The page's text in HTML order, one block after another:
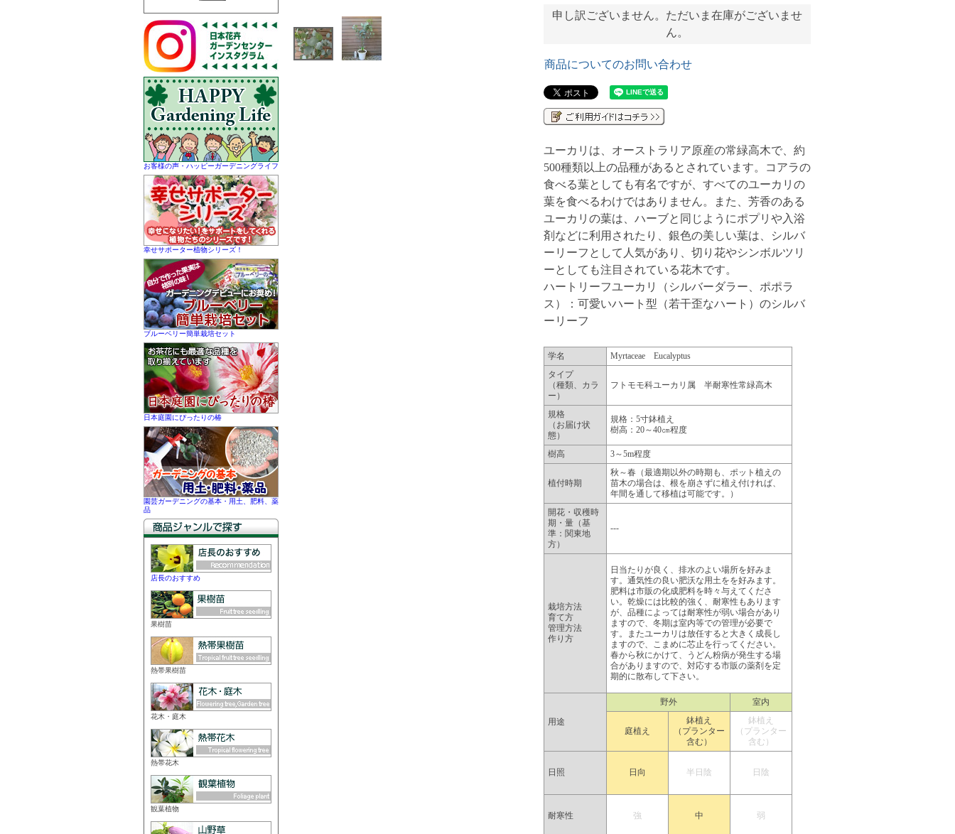
お客様の声・ハッピーガーデニングライフ
幸せサポーター植物シリーズ！
ブルーベリー簡単栽培セット
日本庭園にぴったりの椿
園芸ガーデニングの基本・用土、肥料、薬
品
店長のおすすめ
果樹苗
熱帯果樹苗
花木・庭木
熱帯花木
観葉植物
申し訳ございません。ただいま在庫がございませ
ん。
商品についてのお問い合わせ
ユーカリは、オーストラリア原産の常緑高木で、約
500種類以上の品種があるとされています。コアラの
食べる葉としても有名ですが、すべてのユーカリの
葉を食べるわけではありません。また、芳香のある
ユーカリの葉は、ハーブと同じようにポプリや入浴
剤などに利用されたり、銀色の美しい葉は、シルバ
ーリーフとして人気があり、切り花やシンボルツリ
ーとしても注目されている花木です。
ハートリーフユーカリ（シルバーダラー、ポポラ
ス）：可愛いハート型（若干歪なハート）のシルバ
ーリーフ
学名
Myrtaceae Eucalyptus
タイプ
（種類、カラ
ー）
フトモモ科ユーカリ属 半耐寒性常緑高木
規格
（お届け状
態）
規格：5寸鉢植え
樹高：20～40㎝程度
樹高 3～5m程度
植付時期
秋～春（最適期以外の時期も、ポット植えの
苗木の場合は、根を崩さずに植え付ければ、
年間を通して移植は可能です。）
開花・収穫時
期・量（基
準：関東地
方）
---
栽培方法
育て方
管理方法
作り方
日当たりが良く、排水のよい場所を好みま
す。通気性の良い肥沃な用土をを好みます。
肥料は市販の化成肥料を時々与えてくださ
い。乾燥には比較的強く、耐寒性もあります
が、品種によっては耐寒性が弱い場合があり
ますので、冬期は室内等での管理が必要で
す。またユーカリは放任すると大きく成長し
ますので、こまめに芯止を行ってください。
春から秋にかけて、うどん粉病が発生する場
合がありますので、対応する市販の薬剤を定
期的に散布して下さい。
用途
野外 室内
庭植え
鉢植え
（プランター
含む）
鉢植え
（プランター
含む）
日照 日向 半日陰 日陰
耐寒性 強 中 弱